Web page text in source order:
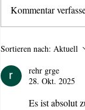
Reminder:
Kommentar
Sortieren nach: Aktuell
rehr grge
28. Okt. 2025
Es ist absolut